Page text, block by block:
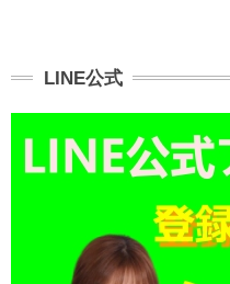
LINE公式